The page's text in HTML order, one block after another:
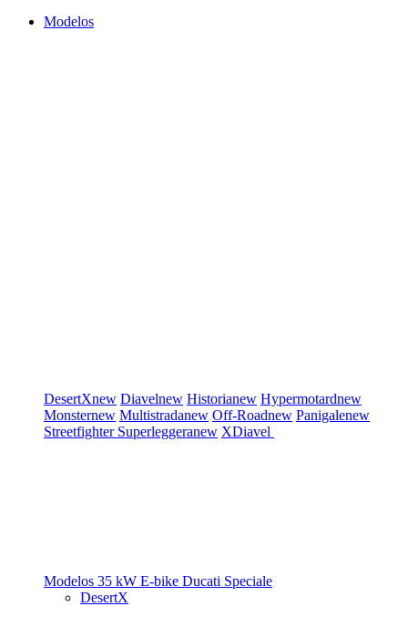
Modelos
DesertXnew Diavelnew Historianew Hypermotardnew
Monsternew Multistradanew Off-Roadnew Panigalenew
Streetfighter Superleggeranew XDiavel
Modelos 35 kW E-bike Ducati Speciale
DesertX